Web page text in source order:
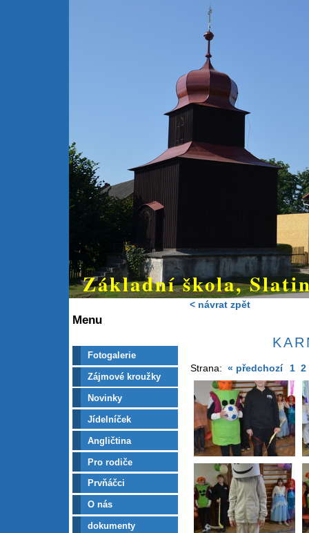
Základní škola,
Menu
Fotogalerie
Zájmové kroužky
Novinky
Jídelníček
Angličtina
Pro rodiče
Prvňáčci
O nás
dokumenty
< návrat zpět
Strana: « předchozí 1 2